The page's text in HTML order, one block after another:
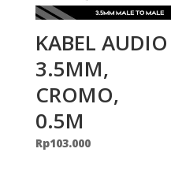
KABEL AUDIO
3.5MM,
CROMO,
0.5M
Rp103.000